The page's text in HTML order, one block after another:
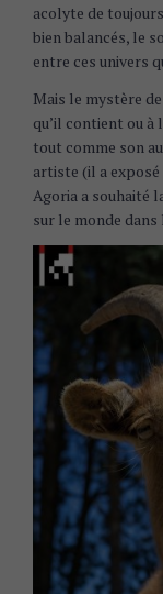
acolyte de
bien balancés, le
entre ces univers
Mais le mystère
qu’il contient ou à
tout comme son
artiste (il a exposé
Agoria a souhaité
sur le monde